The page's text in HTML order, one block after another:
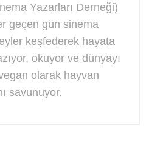
Yazarları Derneği)
geçen gün sinema
keşfederek hayata
okuyor ve dünyayı
olarak hayvan
savunuyor.